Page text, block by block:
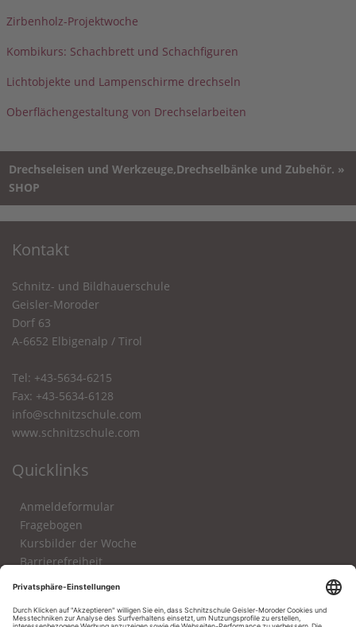
Zirbenholz-Projektwoche
Kombikurs: Schachbrett und Schachfiguren
Lichtobjekte und Lampenschirme drechseln
Oberflächengestaltung von Drechselarbeiten
Drechseleisen und Werkzeuge,Drechselbänke und Zubehör. »
SHOP
Kontakt
Schnitz- und Bildhauerschule
Geisler-Moroder
Dorf 63
A-6652 Elbigenalp / Tirol
Tel: +43-5634-6215
Fax: +43-5634-6128
info@schnitzschule.com
www.schnitzschule.com
Quicklinks
Anmeldeformular
Fragebogen
Kursbilder der Woche
Barrierefreiheit
Impressum
aktuelle Werkstücke